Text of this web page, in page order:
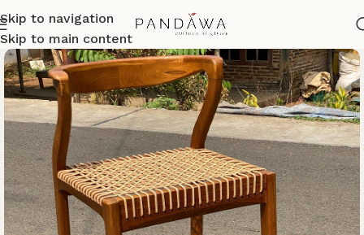
Skip to navigation
Skip to main content